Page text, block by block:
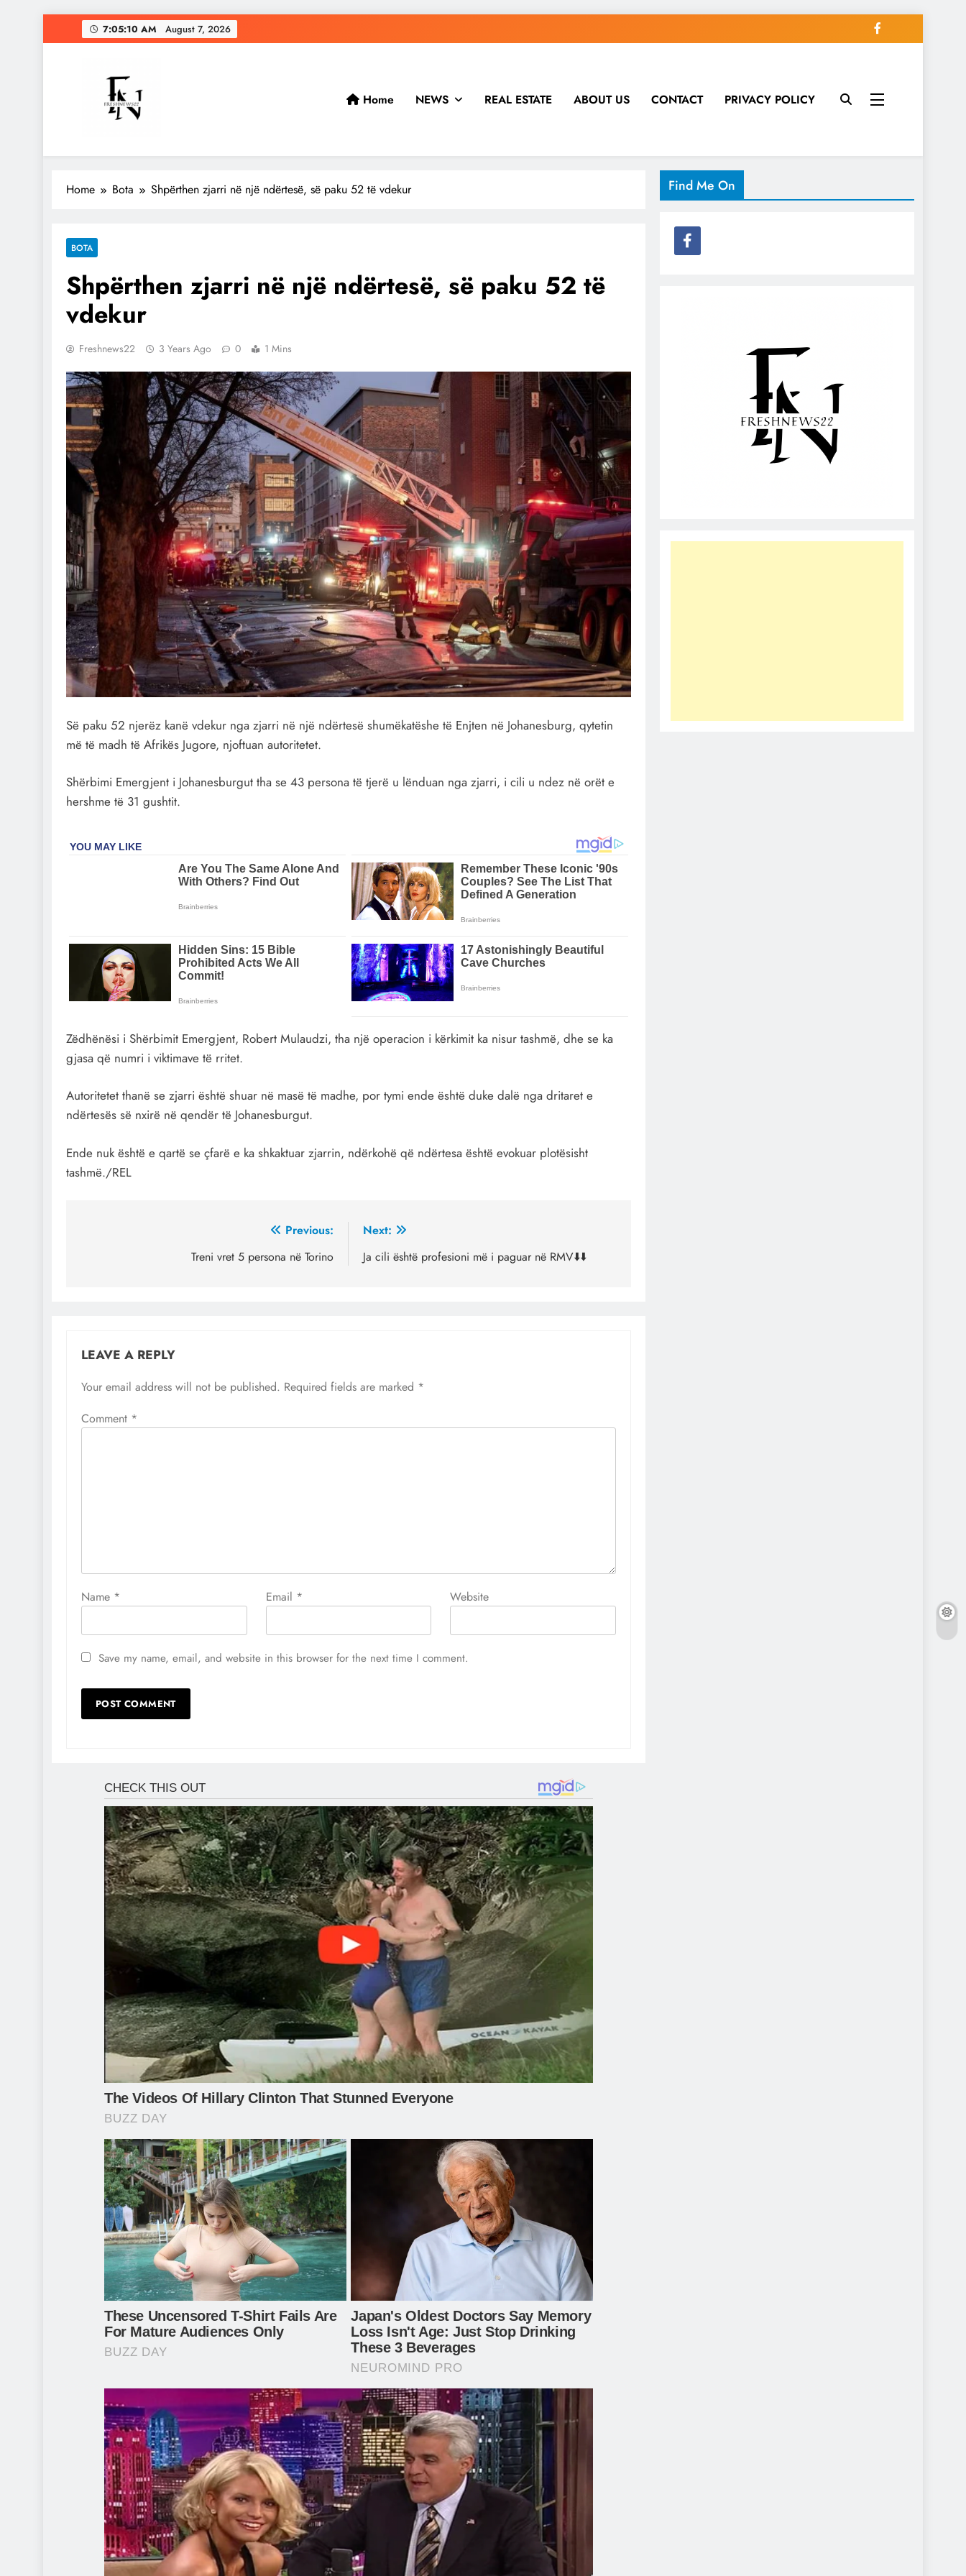
to
7:05:12 AM August 7, 2026
Freshnews22
Best News Website in North Macedonia
Home NEWS REAL ESTATE ABOUT US CONTACT PRIVACY POLICY
Home Bota Shpërthen zjarri në një ndërtesë, së paku 52 të vdekur
BOTA
Shpërthen zjarri në një ndërtesë, së paku 52 të
vdekur
Freshnews22 3 Years Ago 0 1 Mins
Së paku 52 njerëz kanë vdekur nga zjarri në një ndërtesë shumëkatëshe të Enjten në Johanesburg, qytetin
më të madh të Afrikës Jugore, njoftuan autoritetet.
Shërbimi Emergjent i Johanesburgut tha se 43 persona të tjerë u lënduan nga zjarri, i cili u ndez në orët e
hershme të 31 gushtit.
Zëdhënësi i Shërbimit Emergjent, Robert Mulaudzi, tha një operacion i kërkimit ka nisur tashmë, dhe se ka
gjasa që numri i viktimave të rritet.
Autoritetet thanë se zjarri është shuar në masë të madhe, por tymi ende është duke dalë nga dritaret e
ndërtesës së nxirë në qendër të Johanesburgut.
Ende nuk është e qartë se çfarë e ka shkaktuar zjarrin, ndërkohë që ndërtesa është evokuar plotësisht
tashmë./REL
Previous:
Treni vret 5 persona në Torino
Next:
Ja cili është profesioni më i paguar në RMV⬇️⬇️
LEAVE A REPLY
Your email address will not be published. Required fields are marked *
Comment *
Name * Email * Website
Save my name, email, and website in this browser for the next time I comment.
Find Me On